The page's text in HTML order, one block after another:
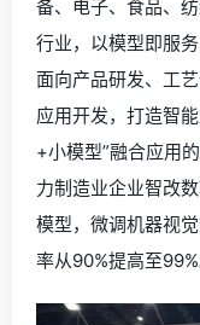
备、电子、食品、
行业，以模型即服
面向产品研发、工
应用开发，打造智
+小模型”融合应用
力制造业企业智改
模型，微调机器视
率从90%提高至99%